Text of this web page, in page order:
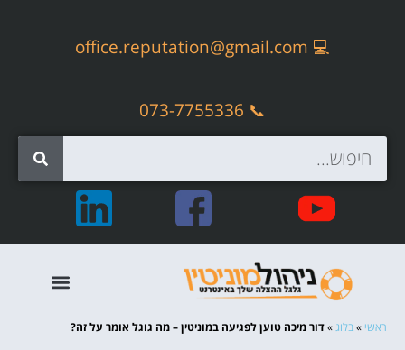
💻
office.reputation@gmail.com
📞 073-7755336
ראשי »בלוג»דור מיכה טוען לפגיעה במוניטין – מה גוגל אומר על זה?